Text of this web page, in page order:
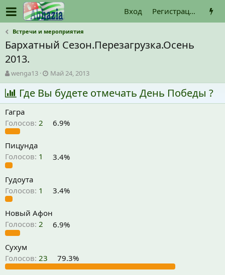
Вход Регистрация
Встречи и мероприятия
Бархатный Сезон.Перезагрузка.Осень
2013.
А
в
т
о
р
т
е
м
ы
wenga13
Д
а
т
а
ч
Май 24, 2013
Где Вы будете отмечать День Победы ?
Гагра
Голосов: 2 6.9%
Пицунда
Голосов: 1 3.4%
Гудоута
Голосов: 1 3.4%
Новый Афон
Голосов: 2 6.9%
Сухум
Голосов: 23 79.3%